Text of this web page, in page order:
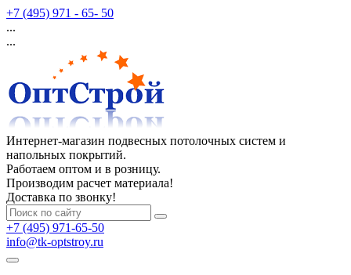
+7 (495) 971 - 65- 50
...
...
Интернет-магазин подвесных потолочных систем и
напольных покрытий.
Работаем оптом и в розницу.
Производим расчет материала!
Доставка по звонку!
+7 (495) 971-65-50
info@tk-optstroy.ru